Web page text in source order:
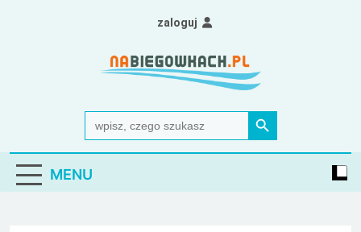
Nabiegowkach.pl
portal miłośników narciarstwa biegowego
Search
for:
Search Button
zaloguj
MENU